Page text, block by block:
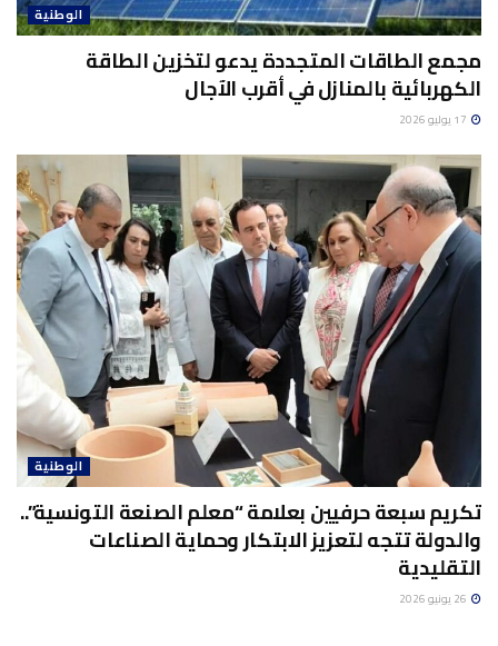
الوطنية
مجمع الطاقات المتجددة يدعو لتخزين الطاقة
الكهربائية بالمنازل في أقرب الآجال
الوطنية
تكريم سبعة حرفيين بعلامة “معلم الصنعة التونسية”..
والدولة تتجه لتعزيز الابتكار وحماية الصناعات
التقليدية